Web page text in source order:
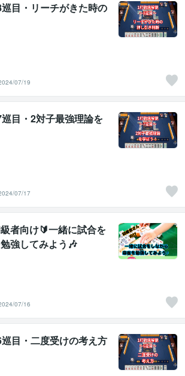
目・リーチがきた時の
07/19
目・2対子最強理論を
07/17
級者向け🔰一緒に試合を
強してみよう🎶
07/16
目・二度受けの考え方